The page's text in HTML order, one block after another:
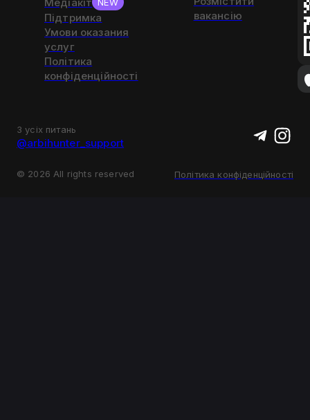
Підтримка
Умови оказания
услуг
Політика
конфіденційності
вакансію
З усіх питань
@arbihunter_support
© 2026 All rights reserved Політика конфіденційності